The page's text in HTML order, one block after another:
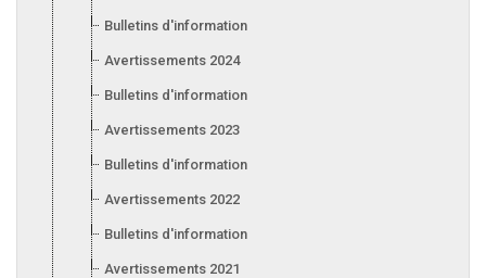
Bulletins d'information 2025
Avertissements 2024
Bulletins d'information 2024
Avertissements 2023
Bulletins d'information 2023
Avertissements 2022
Bulletins d'information 2022
Avertissements 2021